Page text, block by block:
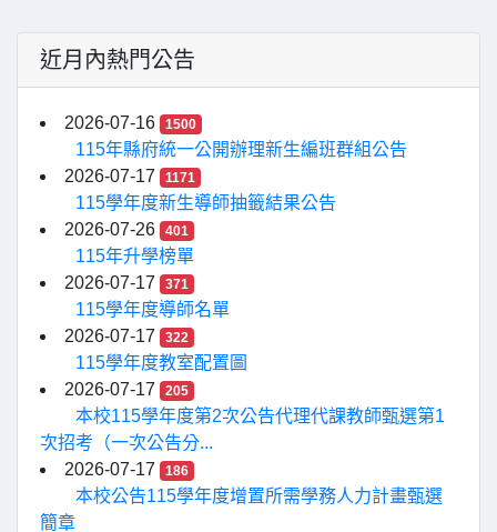
近月內熱門公告
2026-07-16 1500
115年縣府統一公開辦理新生編班群組公告
2026-07-17
1171
115學年度新生導師抽籤結果公告
2026-07-26
401
115年升學榜單
2026-07-17
371
115學年度導師名單
2026-07-17
322
115學年度教室配置圖
2026-07-17
205
本校115學年度第2次公告代理代課教師甄選第1
次招考（一次公告分...
2026-07-17
186
本校公告115學年度增置所需學務人力計畫甄選
簡章